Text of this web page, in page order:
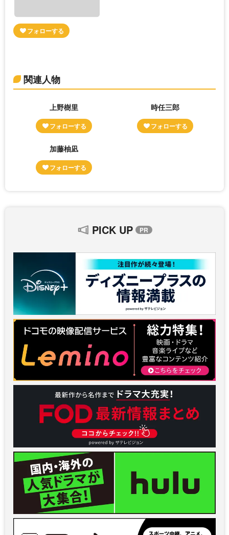
関連人物
上野樹里 時任三郎
加藤柚凪
PICK UP